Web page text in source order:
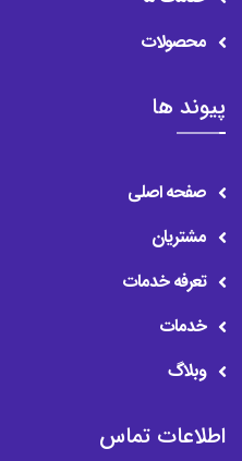
محصولات
پیوند ها
صفحه اصلی
مشتریان
تعرفه خدمات
خدمات
وبلاگ
اطلاعات تماس